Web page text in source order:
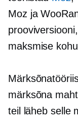
Moz ja
maksmise
märksõna
teil läheb selle